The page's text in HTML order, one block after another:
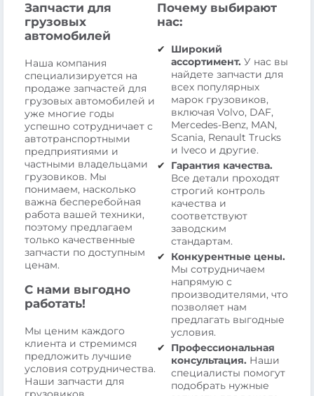
Запчасти для
грузовых
автомобилей
Наша компания
специализируется на
продаже запчастей для
грузовых автомобилей и
уже многие годы
успешно сотрудничает с
автотранспортными
предприятиями и
частными владельцами
грузовиков. Мы
понимаем, насколько
важна бесперебойная
работа вашей техники,
поэтому предлагаем
только качественные
запчасти по доступным
ценам.
С нами выгодно
работать!
Мы ценим каждого
клиента и стремимся
предложить лучшие
условия сотрудничества.
Наши запчасти для
Почему выбирают
нас:
Широкий
ассортимент. У нас вы
найдете запчасти для
всех популярных
марок грузовиков,
включая Volvo, DAF,
Mercedes-Benz, MAN,
Scania, Renault Trucks
и Iveco и другие.
Гарантия качества.
Все детали проходят
строгий контроль
качества и
соответствуют
заводским
стандартам.
Конкурентные цены.
Мы сотрудничаем
напрямую с
производителями, что
позволяет нам
предлагать выгодные
условия.
Профессиональная
консультация. Наши
специалисты помогут
подобрать нужные